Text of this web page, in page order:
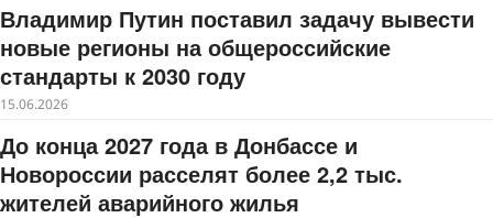
Владимир Путин поставил задачу вывести
новые регионы на общероссийские
стандарты к 2030 году
15.06.2026
До конца 2027 года в Донбассе и
Новороссии расселят более 2,2 тыс.
жителей аварийного жилья